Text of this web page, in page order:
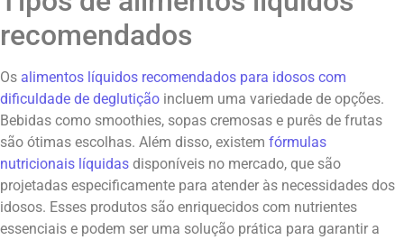
recomendados
Os alimentos líquidos recomendados para idosos com
dificuldade de deglutição incluem uma variedade de opções.
Bebidas como smoothies, sopas cremosas e purês de frutas
são ótimas escolhas. Além disso, existem fórmulas
nutricionais líquidas disponíveis no mercado, que são
projetadas especificamente para atender às necessidades dos
idosos. Esses produtos são enriquecidos com nutrientes
essenciais e podem ser uma solução prática para garantir a